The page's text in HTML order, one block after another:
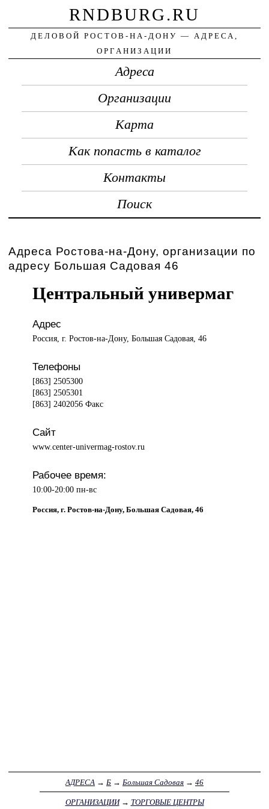
RNDBURG.RU
ДЕЛОВОЙ РОСТОВ-НА-ДОНУ — АДРЕСА,
ОРГАНИЗАЦИИ
Адреса
Организации
Карта
Как попасть в каталог
Контакты
Поиск
Адреса Ростова-на-Дону, организации по
адресу Большая Садовая 46
Центральный универмаг
Адрес
Россия, г. Ростов-на-Дону, Большая Садовая, 46
Телефоны
[863] 2505300
[863] 2505301
[863] 2402056 Факс
Сайт
www.center-univermag-rostov.ru
Рабочее время:
10:00-20:00 пн-вс
Россия, г. Ростов-на-Дону, Большая Садовая, 46
АДРЕСА → Б → Большая Садовая → 46
ОРГАНИЗАЦИИ→ ТОРГОВЫЕ ЦЕНТРЫ